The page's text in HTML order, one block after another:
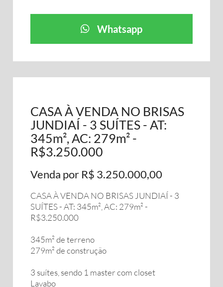
Whatsapp
CASA À VENDA NO BRISAS
JUNDIAÍ - 3 SUÍTES - AT:
345m², AC: 279m² -
R$3.250.000
Venda por R$ 3.250.000,00
CASA À VENDA NO BRISAS JUNDIAÍ - 3
SUÍTES - AT: 345m², AC: 279m² -
R$3.250.000
345m² de terreno
279m² de construção
3 suítes, sendo 1 master com closet
Lavabo